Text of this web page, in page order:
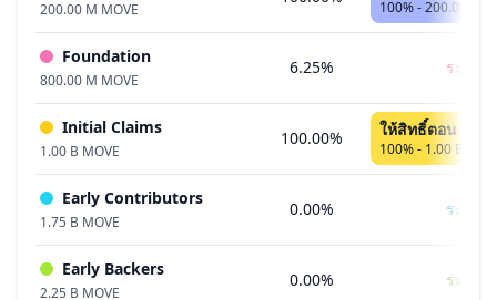
200.00 M MOVE 100% - 200.00 M
Foundation
800.00 M MOVE
6.25% ระยะร
Initial Claims
1.00 B MOVE
100.00% ให้สิทธิ์ตอน TGE
100% - 1.00 B
Early Contributors
1.75 B MOVE
0.00% ระยะร
Early Backers
2.25 B MOVE
0.00% ระยะร